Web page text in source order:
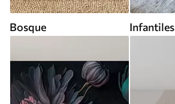
Bosque Infantiles